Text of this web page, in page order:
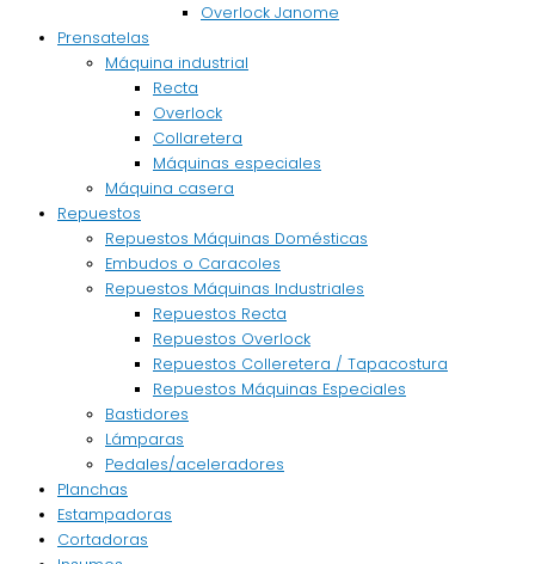
Overlock Janome
Prensatelas
Máquina industrial
Recta
Overlock
Collaretera
Máquinas especiales
Máquina casera
Repuestos
Repuestos Máquinas Domésticas
Embudos o Caracoles
Repuestos Máquinas Industriales
Repuestos Recta
Repuestos Overlock
Repuestos Colleretera / Tapacostura
Repuestos Máquinas Especiales
Bastidores
Lámparas
Pedales/aceleradores
Planchas
Estampadoras
Cortadoras